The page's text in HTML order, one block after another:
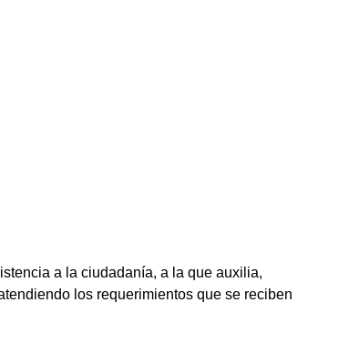
a la ciudadanía, a la que auxilia,
los requerimientos que se reciben